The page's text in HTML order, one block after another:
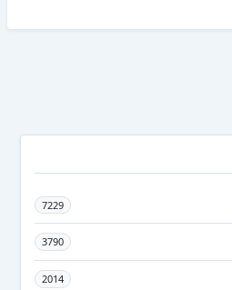
7229
3790
2014